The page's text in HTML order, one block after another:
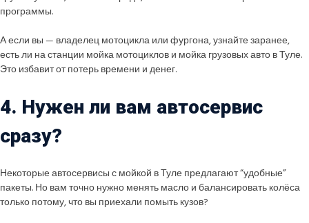
программы.
А если вы — владелец мотоцикла или фургона, узнайте заранее,
есть ли на станции мойка мотоциклов и мойка грузовых авто в Туле.
Это избавит от потерь времени и денег.
4. Нужен ли вам автосервис
сразу?
Некоторые автосервисы с мойкой в Туле предлагают “удобные”
пакеты. Но вам точно нужно менять масло и балансировать колёса
только потому, что вы приехали помыть кузов?